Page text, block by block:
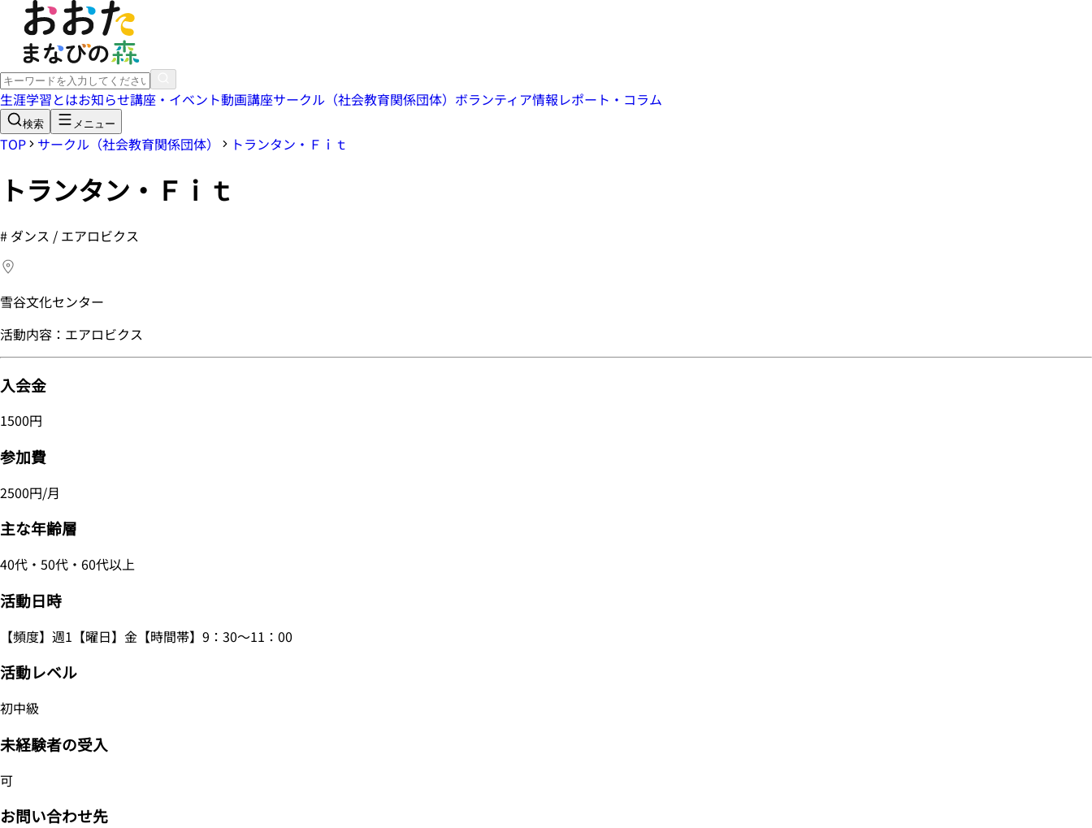
生涯学習とはお知らせ講座・イベント動画講座サークル（社会教育関係団体） ボランティア情報レポート・コラム
検索 メニュー
TOP サークル（社会教育関係団体） トランタン・Ｆｉｔ
トランタン・Ｆｉｔ
# ダンス / エアロビクス
雪谷文化センター
活動内容：エアロビクス
入会金
1500円
参加費
2500円/月
主な年齢層
40代・50代・60代以上
活動日時
【頻度】週1【曜日】金【時間帯】9：30～11：00
活動レベル
初中級
未経験者の受入
可
お問い合わせ先